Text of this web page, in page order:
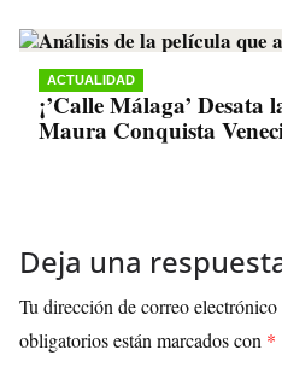
ACTUALIDAD
¡’Calle Málaga’
Maura Conquista
Deja una
Tu dirección de correo
obligatorios están marcados con *